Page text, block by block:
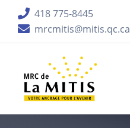
418 775-8445
mrcmitis@mitis.qc.ca
SERVICES